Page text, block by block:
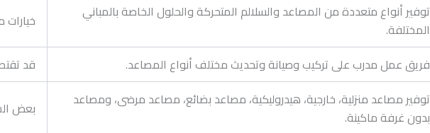
توفير أنواع متعددة من المصاعد والسلالم المتحركة والحلول الخاصة بالمباني
المختلفة.
فريق عمل مدرب على تركيب وصيانة وتحديث مختلف أنواع المصاعد. قد
توفير مصاعد منزلية، خارجية، هيدروليكية، مصاعد بضائع، مصاعد مرضى، ومصاعد
بدون غرفة ماكينة.
بعض